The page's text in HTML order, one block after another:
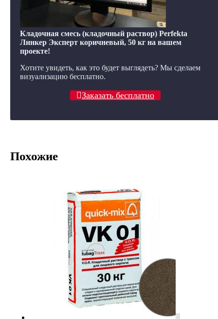
Кладочная смесь (кладочный раствор) Perfekta
Линкер Эксперт коричневый, 50 кг на вашем
проекте!
Хотите увидеть, как это будет выглядеть? Мы сделаем
визуализацию бесплатно.
Заказать бесплатно
Похожие